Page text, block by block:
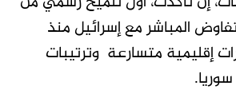
المباشر مع إسرائيل منذ
إقليمية متسارعة وترتيبات